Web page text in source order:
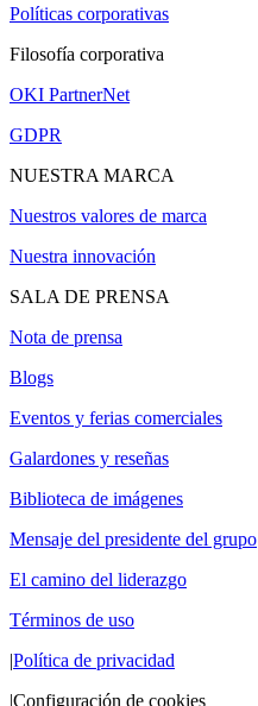
Políticas corporativas
Filosofía corporativa
OKI PartnerNet
GDPR
NUESTRA MARCA
Nuestros valores de marca
Nuestra innovación
SALA DE PRENSA
Nota de prensa
Blogs
Eventos y ferias comerciales
Galardones y reseñas
Biblioteca de imágenes
Mensaje del presidente del grupo
El camino del liderazgo
Términos de uso
|Política de privacidad
|Configuración de cookies